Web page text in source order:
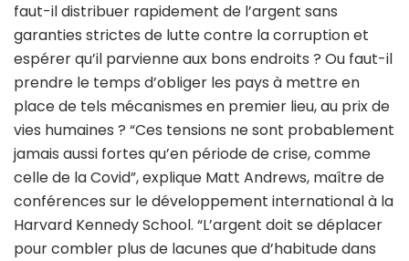
faut-il distribuer rapidement de l’argent sans
garanties strictes de lutte contre la corruption et
espérer qu’il parvienne aux bons endroits ? Ou faut-il
prendre le temps d’obliger les pays à mettre en
place de tels mécanismes en premier lieu, au prix de
vies humaines ? “Ces tensions ne sont probablement
jamais aussi fortes qu’en période de crise, comme
celle de la Covid”, explique Matt Andrews, maître de
conférences sur le développement international à la
Harvard Kennedy School. “L’argent doit se déplacer
pour combler plus de lacunes que d’habitude dans